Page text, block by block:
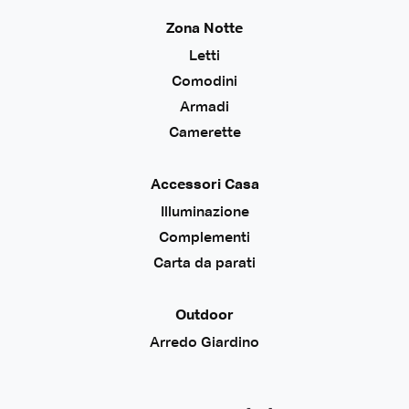
Zona Notte
Letti
Comodini
Armadi
Camerette
Accessori Casa
Illuminazione
Complementi
Carta da parati
Outdoor
Arredo Giardino